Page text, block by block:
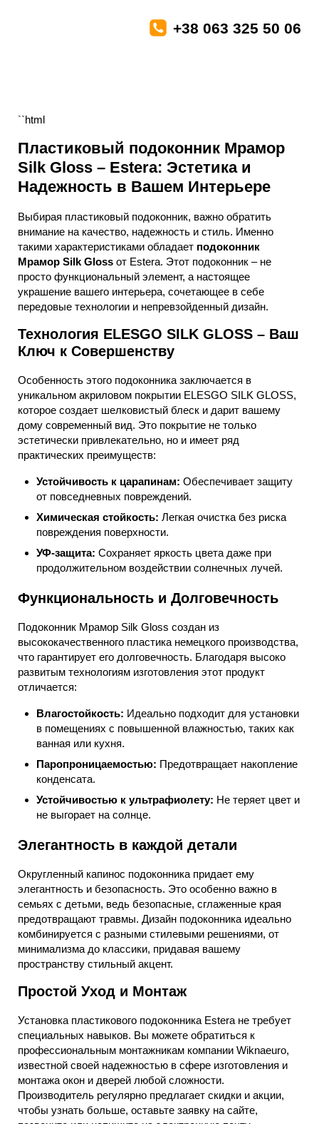
+38 063 325 50 06
``html
Пластиковый подоконник Мрамор
Silk Gloss – Estera: Эстетика и
Надежность в Вашем Интерьере
Выбирая пластиковый подоконник, важно обратить
внимание на качество, надежность и стиль. Именно
такими характеристиками обладает подоконник
Мрамор Silk Gloss от Estera. Этот подоконник – не
просто функциональный элемент, а настоящее
украшение вашего интерьера, сочетающее в себе
передовые технологии и непревзойденный дизайн.
Технология ELESGO SILK GLOSS – Ваш
Ключ к Совершенству
Особенность этого подоконника заключается в
уникальном акриловом покрытии ELESGO SILK GLOSS,
которое создает шелковистый блеск и дарит вашему
дому современный вид. Это покрытие не только
эстетически привлекательно, но и имеет ряд
практических преимуществ:
Устойчивость к царапинам: Обеспечивает защиту
от повседневных повреждений.
Химическая стойкость: Легкая очистка без риска
повреждения поверхности.
УФ-защита: Сохраняет яркость цвета даже при
продолжительном воздействии солнечных лучей.
Функциональность и Долговечность
Подоконник Мрамор Silk Gloss создан из
высококачественного пластика немецкого производства,
что гарантирует его долговечность. Благодаря высоко
развитым технологиям изготовления этот продукт
отличается:
Влагостойкость: Идеально подходит для установки
в помещениях с повышенной влажностью, таких как
ванная или кухня.
Паропроницаемостью: Предотвращает накопление
конденсата.
Устойчивостью к ультрафиолету: Не теряет цвет и
не выгорает на солнце.
Элегантность в каждой детали
Округленный капинос подоконника придает ему
элегантность и безопасность. Это особенно важно в
семьях с детьми, ведь безопасные, сглаженные края
предотвращают травмы. Дизайн подоконника идеально
комбинируется с разными стилевыми решениями, от
минимализма до классики, придавая вашему
пространству стильный акцент.
Простой Уход и Монтаж
Установка пластикового подоконника Estera не требует
специальных навыков. Вы можете обратиться к
профессиональным монтажникам компании Wiknaeuro,
известной своей надежностью в сфере изготовления и
монтажа окон и дверей любой сложности.
Производитель регулярно предлагает скидки и акции,
чтобы узнать больше, оставьте заявку на сайте,